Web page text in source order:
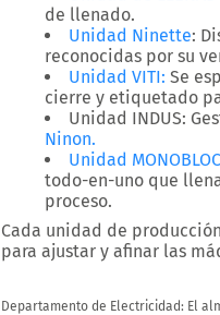
de llenado.
Unidad Ninette:
reconocidas por su
Unidad VITI: Se
cierre y etiquetado
Unidad INDUS:
Ninon.
Unidad MONOBLOC
todo-en-uno que
proceso.
Cada unidad de
para ajustar y afinar las
Departamento de Electricidad: El